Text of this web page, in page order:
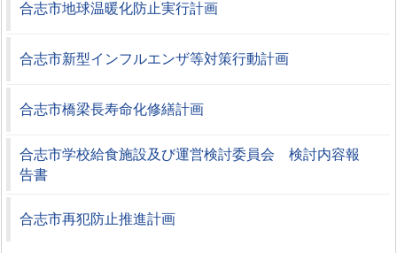
合志市地球温暖化防止実行計画
合志市新型インフルエンザ等対策行動計画
合志市橋梁長寿命化修繕計画
合志市学校給食施設及び運営検討委員会 検討内容報
告書
合志市再犯防止推進計画